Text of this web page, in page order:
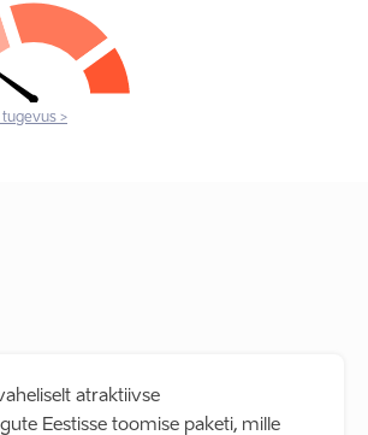
>
atraktiivse
Eestisse toomise paketi, mille